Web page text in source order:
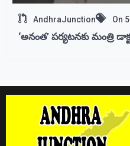
AndhraJunction On
‘అనంత’ పర్యటనకు మంత్రి